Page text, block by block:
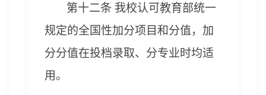
第十二条 我校认可教育部统一
规定的全国性加分项目和分值，加
分分值在投档录取、分专业时均适
用。